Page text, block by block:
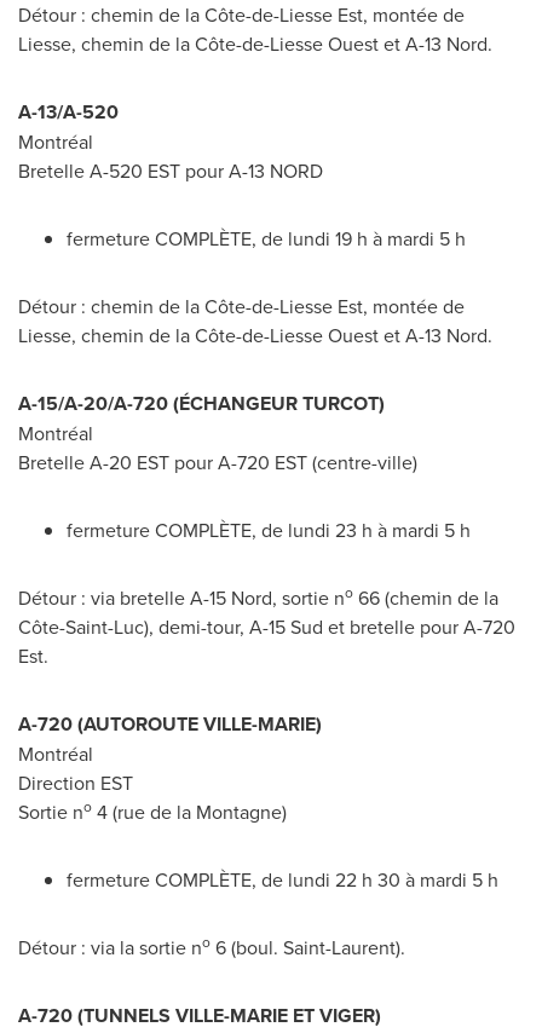
Détour : chemin de la Côte-de-Liesse Est, montée de
Liesse, chemin de la Côte-de-Liesse Ouest et A-13 Nord.
A-13/A-520
Montréal
Bretelle A-520 EST pour A-13 NORD
fermeture COMPLÈTE, de lundi 19 h à mardi 5 h
Détour : chemin de la Côte-de-Liesse Est, montée de
Liesse, chemin de la Côte-de-Liesse Ouest et A-13 Nord.
A-15/A-20/A-720 (ÉCHANGEUR TURCOT)
Montréal
Bretelle A-20 EST pour A-720 EST(centre-ville)
fermeture COMPLÈTE, de lundi 23 h à mardi 5 h
Détour : via bretelle A-15 Nord, sortie no 66 (chemin de la
Côte-Saint-Luc), demi-tour, A-15 Sud et bretelle pour A-720
Est.
A-720 (AUTOROUTEVILLE-MARIE)
Montréal
Direction EST
Sortie no 4 (rue de la Montagne)
fermeture COMPLÈTE, de lundi 22 h 30 à mardi 5 h
Détour : via la sortie no 6 (boul. Saint-Laurent).
A-720 (TUNNELS VILLE-MARIE ET VIGER)